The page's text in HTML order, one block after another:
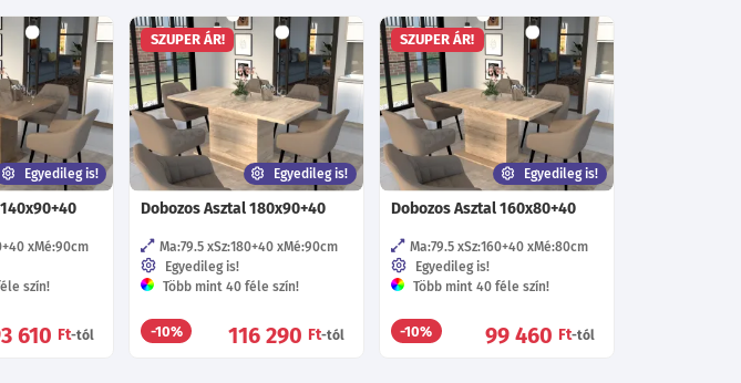
Egyedileg is!
Mé:90cm
szín!
610 Ft-tól
SZUPER ÁR!
Egyedileg is!
Dobozos Asztal 180x90+40
Ma:79.5 Sz:180+40 Mé:90cm
Egyedileg is!
Több mint 40 féle szín!
-10% 116 290 Ft-tól
SZUPER ÁR!
Egyedileg is!
Dobozos Asztal 160x80+40
Ma:79.5 Sz:160+40 Mé:80cm
Egyedileg is!
Több mint 40 féle szín!
-10% 99 460 Ft-tól